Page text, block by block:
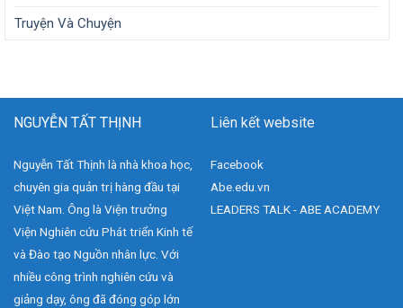
Truyện Và Chuyện
NGUYỄN TẤT THỊNH
Nguyễn Tất Thịnh là nhà khoa học,
chuyên gia quản trị hàng đầu tại
Việt Nam. Ông là Viện trưởng
Viện Nghiên cứu Phát triển Kinh tế
và Đào tạo Nguồn nhân lực. Với
nhiều công trình nghiên cứu và
giảng dạy, ông đã đóng góp lớn
Liên kết website
Facebook
Abe.edu.vn
LEADERS TALK - ABE ACADEMY